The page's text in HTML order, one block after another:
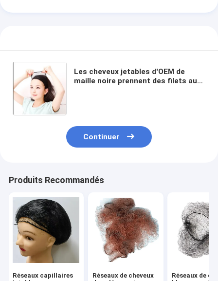
Les cheveux jetables d'OEM de
maille noire prennent des filets au
Continuer
Produits Recommandés
Réseaux capillaires
Réseaux de cheveux
Réseaux de